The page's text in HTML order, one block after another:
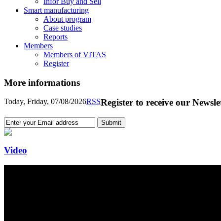
Smart manufacturing
About program
Case studies
Reports
Members
Members of VITAS
Register
More informations
Today, Friday, 07/08/2026RSSRegister to receive our
Video